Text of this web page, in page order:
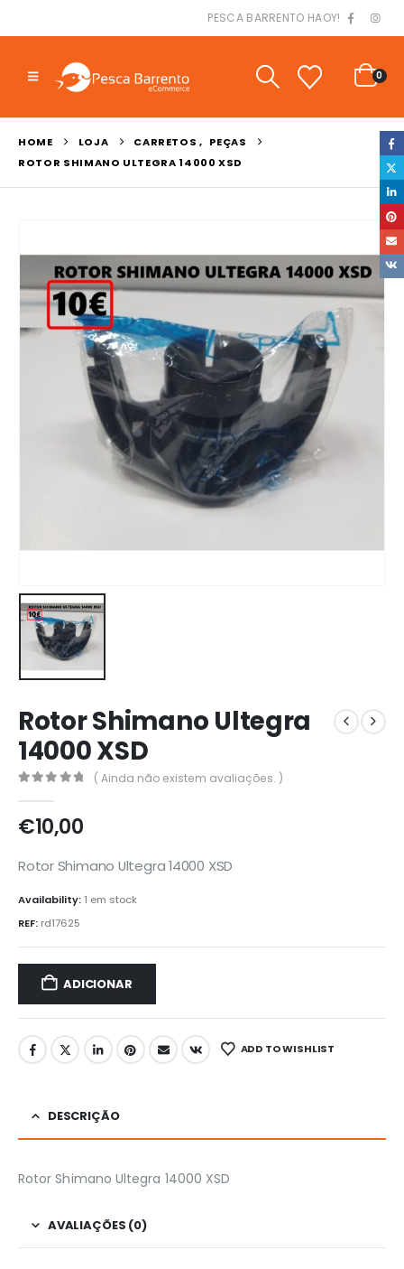
PESCA BARRENTO HAOY!
0
HOME LOJA CARRETOS , PEÇAS
ROTOR SHIMANO ULTEGRA 14000 XSD
Rotor Shimano Ultegra
14000 XSD
( Ainda não existem avaliações. )
€10,00
Rotor Shimano Ultegra 14000 XSD
Availability: 1 em stock
REF: rd17625
ADICIONAR
ADD TO WISHLIST
DESCRIÇÃO
Rotor Shimano Ultegra 14000 XSD
AVALIAÇÕES (0)